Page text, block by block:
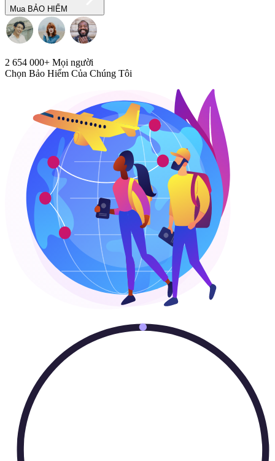
Mua BẢO HIỂM
2 654 000+ Mọi người
Chọn Bảo Hiểm Của Chúng Tôi